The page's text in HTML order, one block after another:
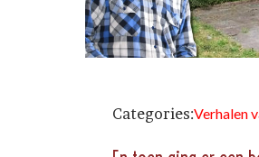
Categories:Verhalen